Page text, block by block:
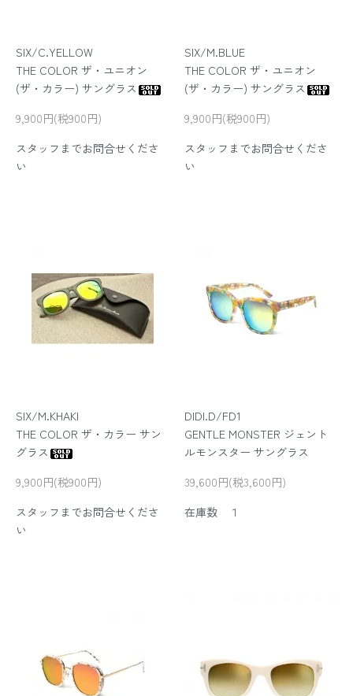
SIX/C.YELLOW
THE COLOR ザ・ユニオン
(ザ・カラー) サングラス
9,900円(税900円)
スタッフまでお問合せくださ
い
SIX/M.BLUE
THE COLOR ザ・ユニオン
(ザ・カラー) サングラス
9,900円(税900円)
スタッフまでお問合せくださ
い
SIX/M.KHAKI
THE COLOR ザ・カラー サン
グラス
9,900円(税900円)
スタッフまでお問合せくださ
い
DIDI.D/FD1
GENTLE MONSTER ジェント
ルモンスター サングラス
39,600円(税3,600円)
在庫数 １